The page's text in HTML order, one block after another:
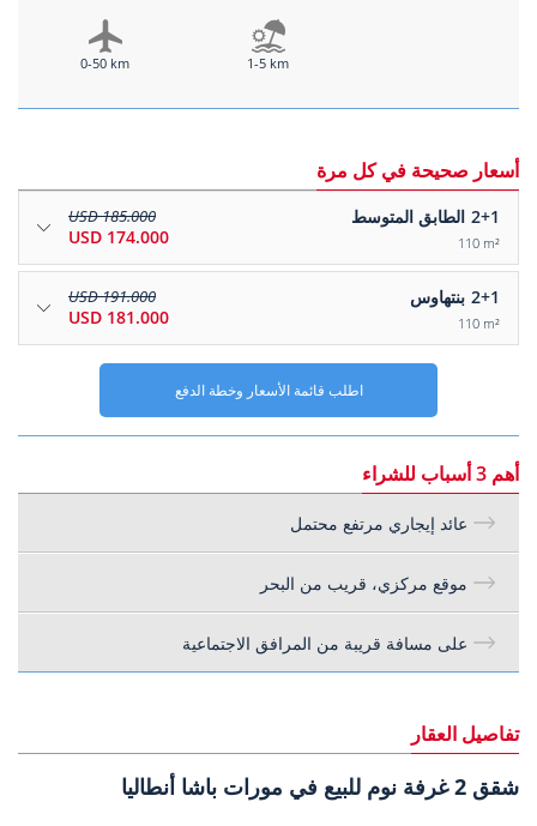
0-50 km 1-5 km
أسعار صحيحة في كل مرة
2+1 الطابق المتوسط
110 m²
185.000 USD
174.000 USD
2+1 بنتهاوس
110 m²
191.000 USD
181.000 USD
اطلب قائمة الأسعار وخطة الدفع
أهم 3 أسباب للشراء
عائد إيجاري مرتفع محتمل
موقع مركزي، قريب من البحر
على مسافة قريبة من المرافق الاجتماعية
تفاصيل العقار
شقق 2 غرفة نوم للبيع في مورات باشا أنطاليا